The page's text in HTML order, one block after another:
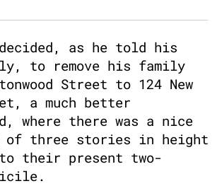
as he told his
to remove his family
Street to 124 New
a much better
where there was a nice
of three stories in height
to their present two-